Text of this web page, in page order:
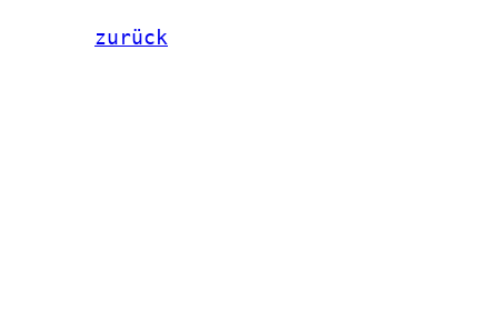
zurück